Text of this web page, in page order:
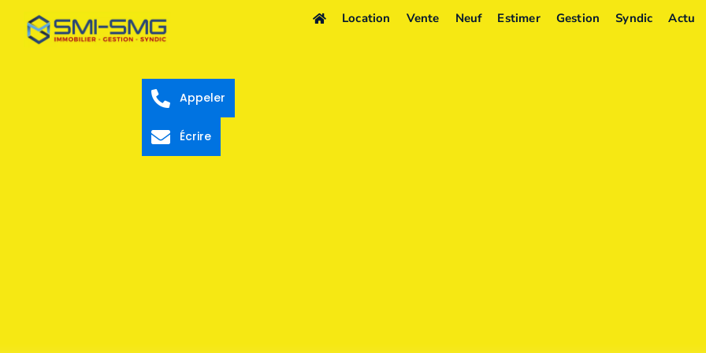
Location Vente Neuf Estimer Gestion Syndic Actu
Appeler
Écrire